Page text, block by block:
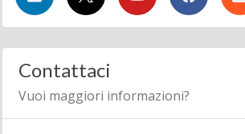
Contattaci
Vuoi maggiori informazioni?